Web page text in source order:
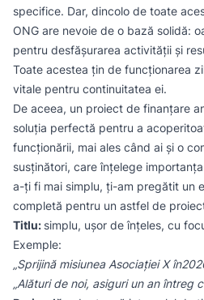
specifice. Dar, dincolo de toate
ONG are nevoie de o bază solidă:
pentru desfășurarea activității și
Toate acestea țin de funcționarea
vitale pentru continuitatea ei.
De aceea, un proiect de finanțare
soluția perfectă pentru a
funcționării, mai ales când ai și o
susținători, care înțelege
a-ți fi mai simplu, ți-am pregătit un
completă pentru un astfel de
Titlu: simplu, ușor de înțeles, cu
Exemple:
„Sprijină misiunea Asociației X
„Alături de noi, asiguri un an întreg